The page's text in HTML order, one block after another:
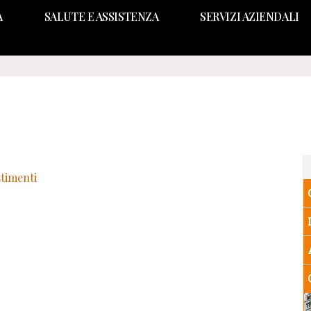
SALUTE E ASSISTENZA SERVIZI AZIENDALI